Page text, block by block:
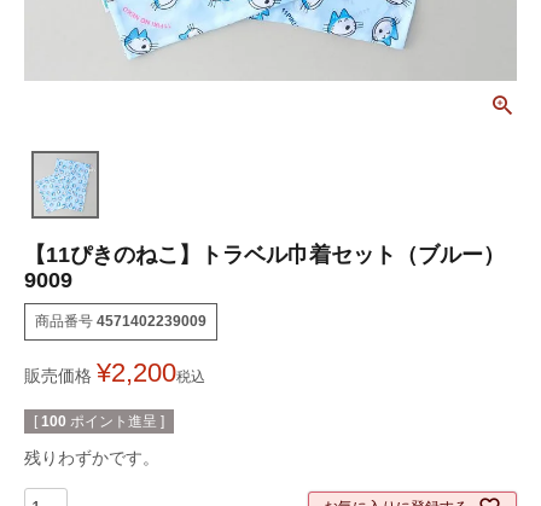
【11ぴきのねこ】トラベル巾着セット（ブルー）
9009
商品番号 4571402239009
販売価格 ¥2,200税込
[ 100 ポイント進呈 ]
残りわずかです。